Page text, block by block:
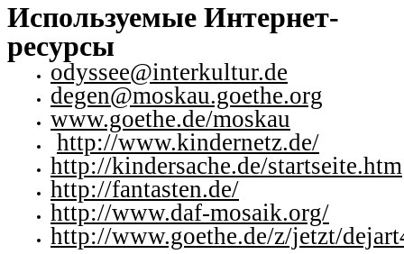
Используемые Интернет-
ресурсы
odyssee@interkultur.de
degen@moskau.goethe.org
www.goethe.de/moskau
http://www.kindernetz.de/
http://kindersache.de/startseite.htm
http://fantasten.de/
http://www.daf-mosaik.org/
http://www.goethe.de/z/jetzt/